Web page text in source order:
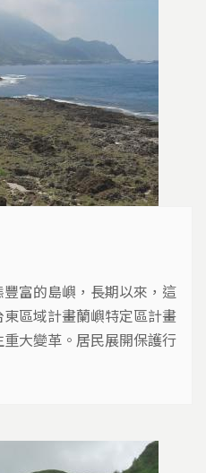
富的島嶼，長期以來，這
區域計畫蘭嶼特定區計畫
大變革。居民展開保護行
園，不要變成財團的特